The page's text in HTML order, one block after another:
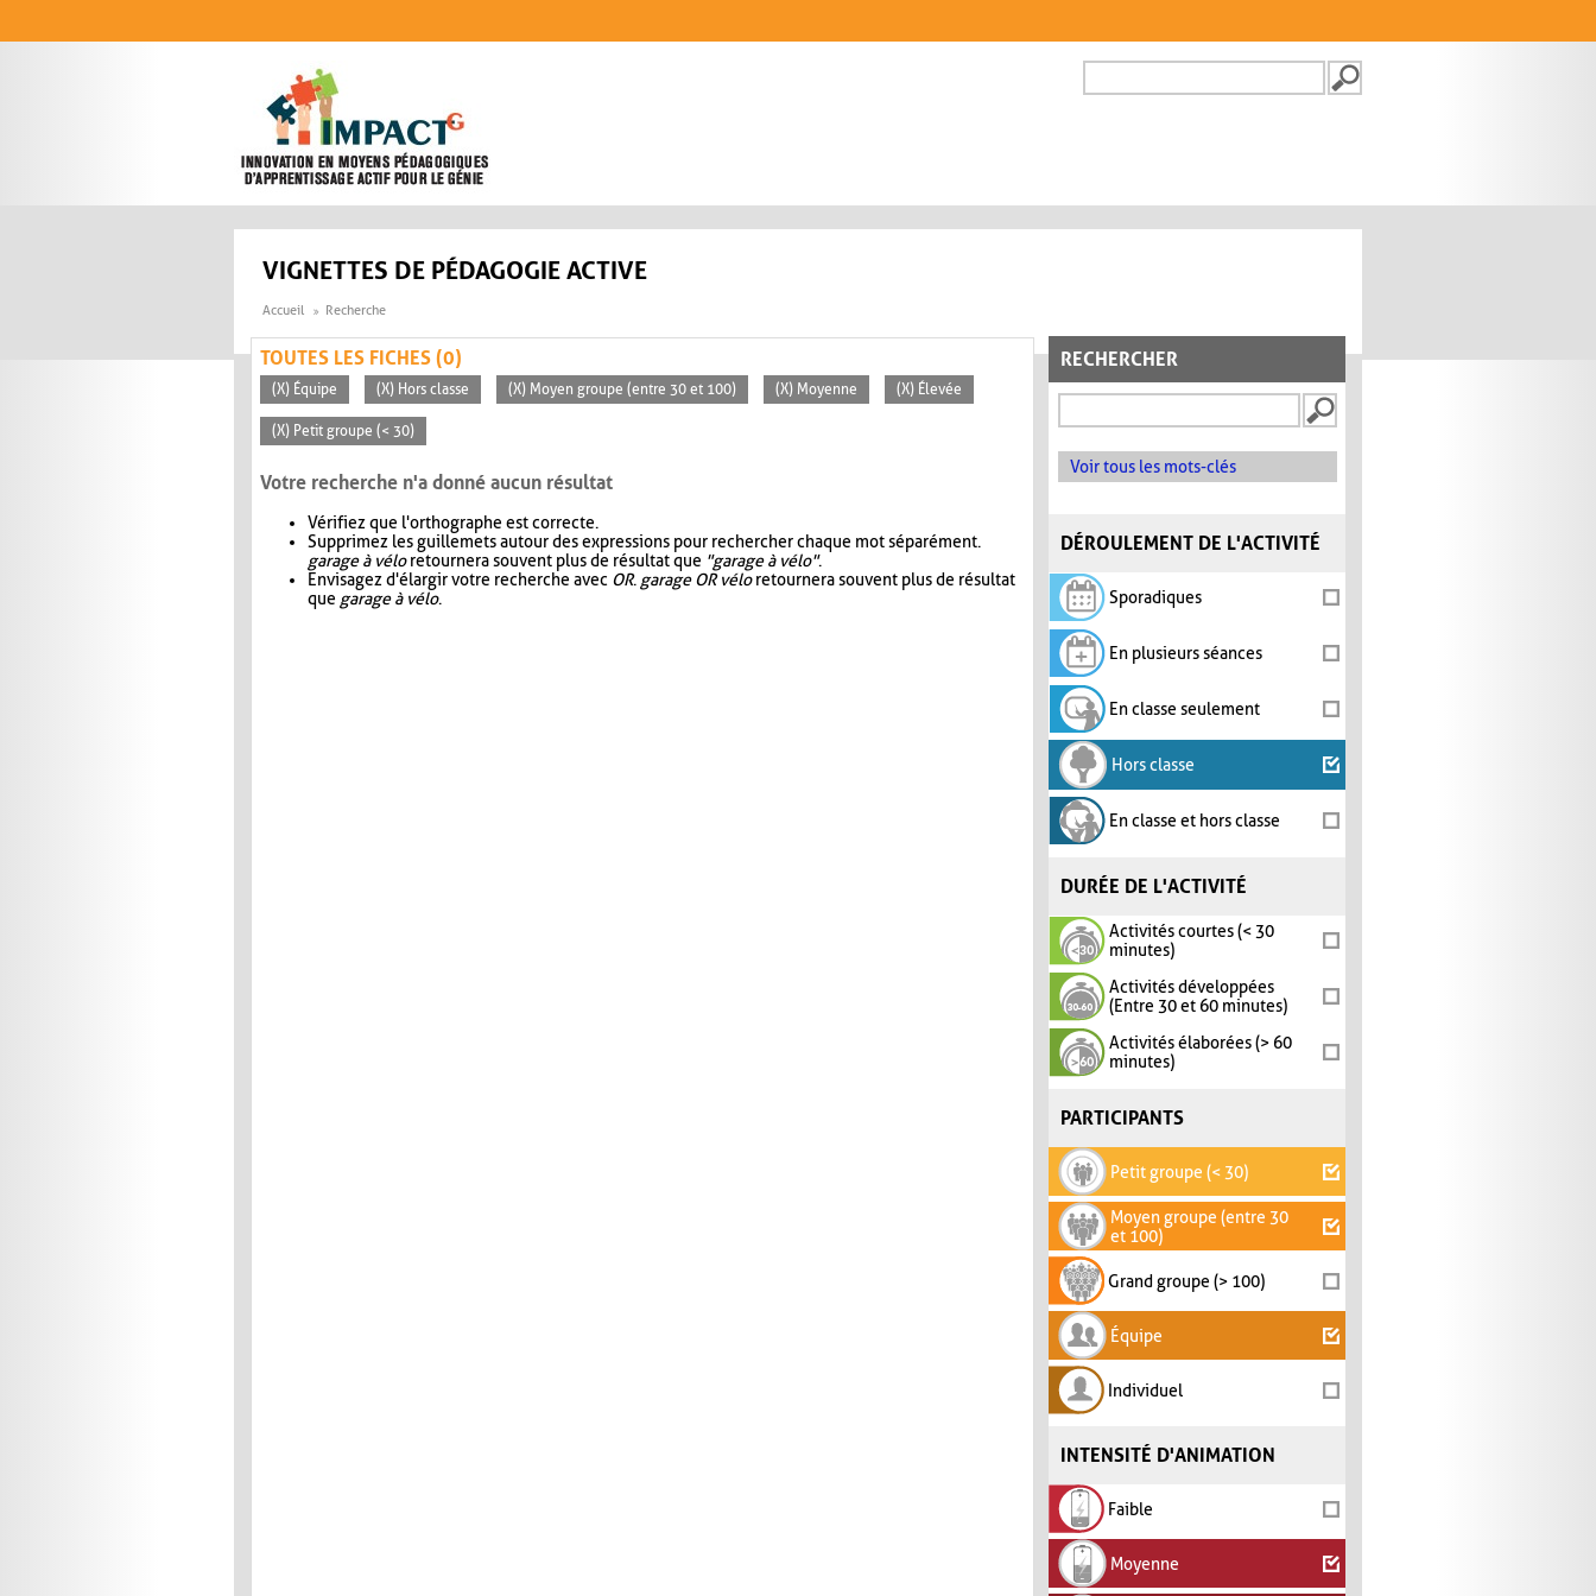
FORMULAIRE DE
VIGNETTES DE PÉDAGOGIE ACTIVE
Accueil Recherche
RECHERCHER
Voir tous les mots-clés
DÉROULEMENT DE L'ACTIVITÉ
Sporadiques
En plusieurs séances
En classe seulement
Hors classe
En classe et hors classe
DURÉE DE L'ACTIVITÉ
Activités courtes (< 30
minutes)
Activités développées
(Entre 30 et 60 minutes)
Activités élaborées (> 60
minutes)
PARTICIPANTS
Petit groupe (< 30)
Moyen groupe (entre 30
et 100)
Grand groupe (> 100)
Équipe
Individuel
INTENSITÉ D'ANIMATION
Faible
Moyenne
TOUTES LES FICHES (0)
(X) Équipe (X) Hors classe (X) Moyen groupe (entre 30 et 100) (X) Moyenne (X) Élevée
(X) Petit groupe (< 30)
Votre recherche n'a donné aucun résultat
Vérifiez que l'orthographe est correcte.
Supprimez les guillemets autour des expressions pour rechercher chaque mot séparément.
garage à véloretournera souvent plus de résultat que "garage à vélo".
Envisagez d'élargir votre recherche avec OR. garage OR véloretournera souvent plus de résultat
que garage à vélo.